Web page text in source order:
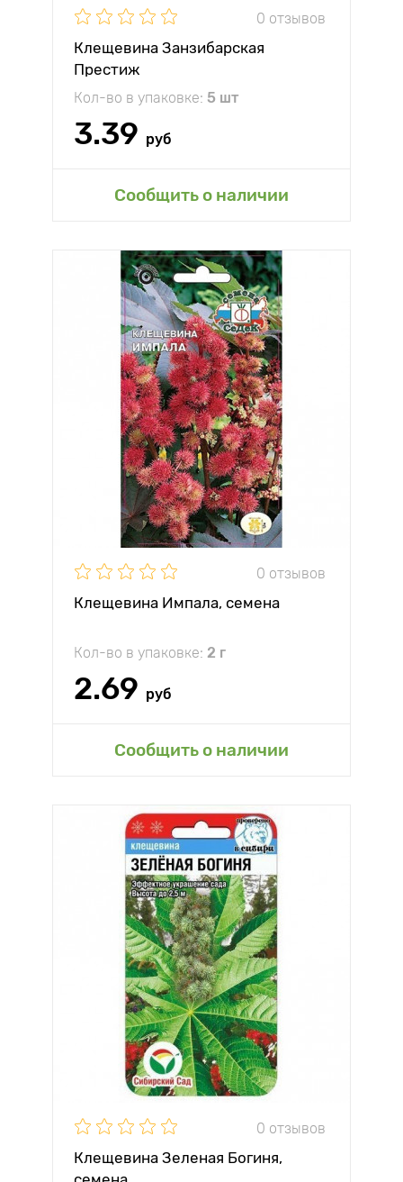
0 отзывов
Клещевина Занзибарская
Престиж
Кол-во в упаковке: 5 шт
3.39 руб
Сообщить о наличии
0 отзывов
Клещевина Импала, семена
Кол-во в упаковке: 2 г
2.69 руб
Сообщить о наличии
0 отзывов
Клещевина Зеленая Богиня,